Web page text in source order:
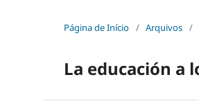
Página de Início / Arquivos /
La educación a